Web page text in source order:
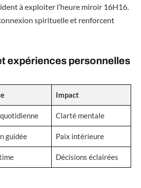
à exploiter l’heure miroir 16H16.
spirituelle et renforcent
expériences personnelles
Impact
Clarté mentale
guidée Paix intérieure
Décisions éclairées